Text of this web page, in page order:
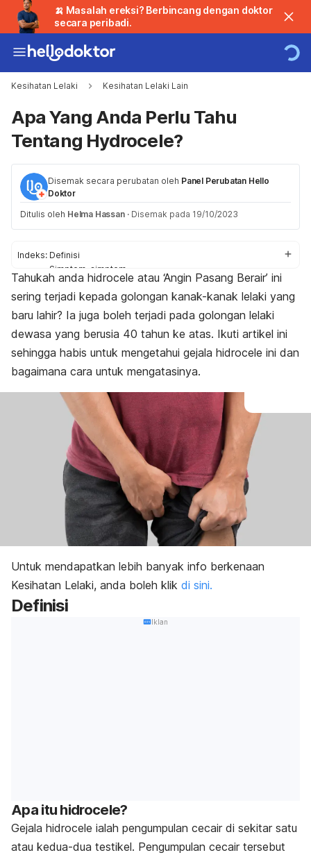
🍌 Masalah ereksi? Berbincang dengan doktor
secara peribadi.
Kesihatan Lelaki Kesihatan Lelaki Lain
Apa Yang Anda Perlu Tahu
Tentang Hydrocele?
Disemak secara perubatan oleh Panel Perubatan Hello
Doktor
Ditulis oleh Helma Hassan · Disemak pada 19/10/2023
Indeks: Definisi
Simptom-simptom
Punca
Faktor-faktor risiko
Diagnosis dan rawatan
Perubahan gaya hidup & rawatan sampingan
Tahukah anda hidrocele atau ‘Angin Pasang Berair’ ini
sering terjadi kepada golongan kanak-kanak lelaki yang
baru lahir? Ia juga boleh terjadi pada golongan lelaki
dewasa yang berusia 40 tahun ke atas. Ikuti artikel ini
sehingga habis untuk mengetahui gejala hidrocele ini dan
bagaimana cara untuk mengatasinya.
Untuk mendapatkan lebih banyak info berkenaan
Kesihatan Lelaki, anda boleh klik di sini.
Definisi
Iklan
Apa itu hidrocele?
Gejala hidrocele ialah pengumpulan cecair di sekitar satu
atau kedua-dua testikel. Pengumpulan cecair tersebut